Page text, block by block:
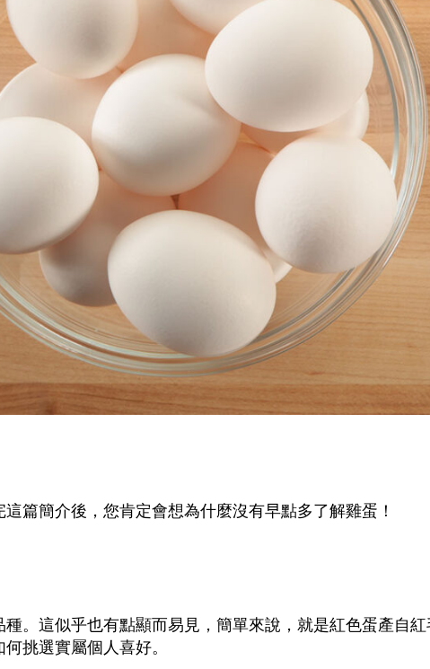
篇簡介後，您肯定會想為什麼沒有早點多了解雞蛋！
。這似乎也有點顯而易見，簡單來說，就是紅色蛋產自紅
挑選實屬個人喜好。